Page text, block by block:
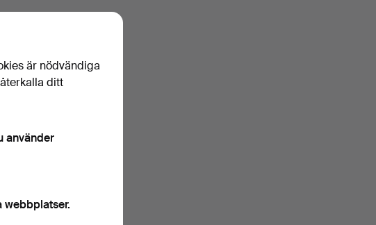
är nödvändiga
ditt
använder
webbplatser.